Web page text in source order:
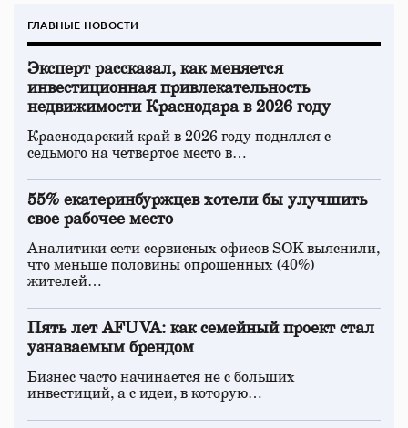
ГЛАВНЫЕ НОВОСТИ
Эксперт рассказал, как меняется
инвестиционная привлекательность
недвижимости Краснодара в 2026 году
Краснодарский край в 2026 году поднялся с
седьмого на четвертое место в…
55% екатеринбуржцев хотели бы улучшить
свое рабочее место
Аналитики сети сервисных офисов SOK выяснили,
что меньше половины опрошенных (40%)
жителей…
Пять лет AFUVA: как семейный проект стал
узнаваемым брендом
Бизнес часто начинается не с больших
инвестиций, а с идеи, в которую…